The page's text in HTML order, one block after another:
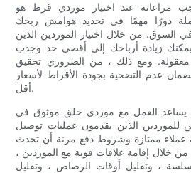
مراعاته عند اختيار موردي قرط هو
دورًا مهمًا في تحديد هوامش ربحك
في السوق. من خلال اختيار الموردين الذين
يمكنك زيادة أرباحك إلى أقصى حد وجذب
معقولة. ومع ذلك ، من الضروري تحقيق
عدم التضحية بجودة الأقراط لأسعار
أقل.
يساعد العمل مع موردي حلق موثوق في
الذين يقدمون عمليات توصيل
ممتازة وشروط دفع مرنة أن تحدث
خلال إقامة علاقات قوية مع الموردين ،
، وتقليل أوقات الرصاص ، وتقليل